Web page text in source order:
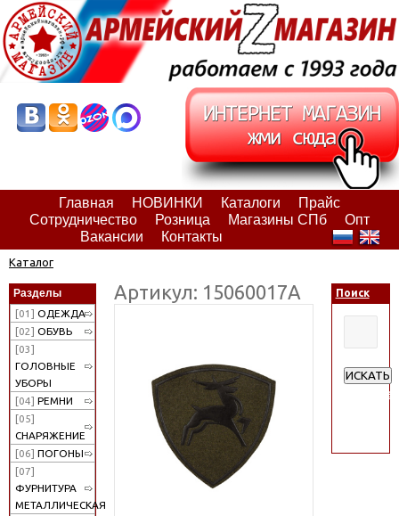
Главная НОВИНКИ Каталоги
Прайс
Сотрудничество
Розница Магазины СПб
Опт
Вакансии
Контакты
Каталог
Разделы
[01] ОДЕЖДА
[02] ОБУВЬ
[03]
ГОЛОВНЫЕ
УБОРЫ
[04] РЕМНИ
[05]
СНАРЯЖЕНИЕ
[06] ПОГОНЫ
[07]
ФУРНИТУРА
МЕТАЛЛИЧЕСКАЯ
Артикул: 15060017А Поиск
ИСКАТЬ